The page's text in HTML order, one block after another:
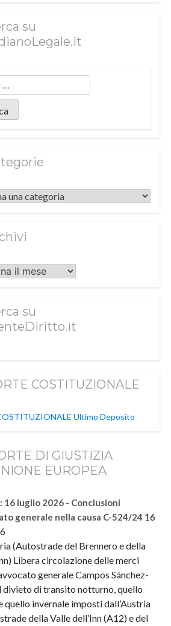
su
su
COSTITUZIONALE
Ultimo Deposito
DI GIUSTIZIA
EUROPEA
16 luglio 2026 - Conclusioni
generale nella causa C-524/24 16
(Autostrade del Brennero e della
Libera circolazione delle merci
generale Campos Sánchez-
divieto di transito notturno, quello
quello invernale imposti dall’Austria
della Valle dell’Inn (A12) e del